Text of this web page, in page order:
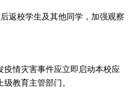
返校学生及其他同学，加强观察
疫情灾害事件应立即启动本校应
教育主管部门。